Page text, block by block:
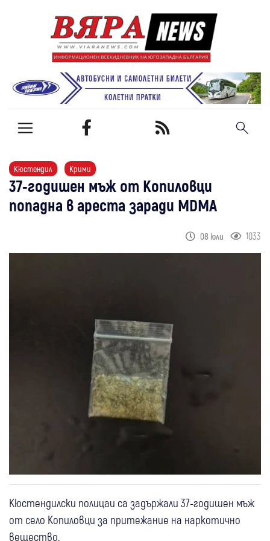
Кюстендил Крими
37-годишен мъж от Копиловци
попадна в ареста заради MDMA
08 юли 1033
Кюстендилски полицаи са задържали 37-годишен мъж
от село Копиловци за притежание на наркотично
вещество.